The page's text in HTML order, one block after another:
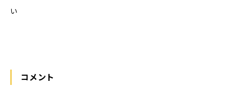
い
コメント